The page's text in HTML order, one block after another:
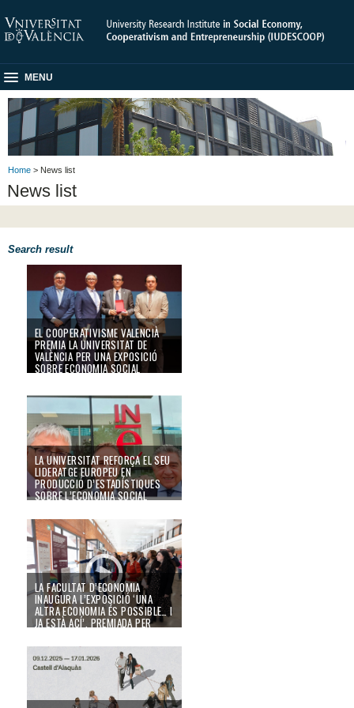
MENU
Home > News list
News list
Search result
El cooperativisme valencià premia la Universitat de València per una
EL COOPERATIVISME VALENCIÀ
PREMIA LA UNIVERSITAT DE
VALÈNCIA PER UNA EXPOSICIÓ
SOBRE ECONOMIA SOCIAL
LA UNIVERSITAT REFORÇA EL SEU
LIDERATGE EUROPEU EN
PRODUCCIÓ D’ESTADÍSTIQUES
SOBRE L’ECONOMIA SOCIAL
La Facultat d’Economia inaugura l’exposició ‘Una altra economia és
LA FACULTAT D’ECONOMIA
INAUGURA L’EXPOSICIÓ ‘UNA
ALTRA ECONOMIA ÉS POSSIBLE… I
JA ESTÀ ACÍ’, PREMIADA PER
23/02/26
EXPOSICIÓ: Otra economía es posible… y ya está aquí. Transformar y dar